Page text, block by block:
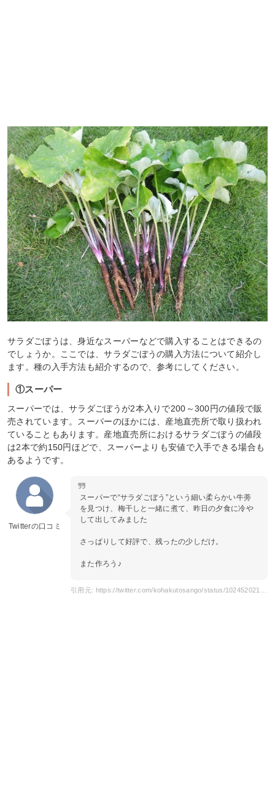
サラダごぼうは、身近なスーパーなどで購入することはできるの
でしょうか。ここでは、サラダごぼうの購入方法について紹介し
ます。種の入手方法も紹介するので、参考にしてください。
①スーパー
スーパーでは、サラダごぼうが2本入りで200～300円の値段で販
売されています。スーパーのほかには、産地直売所で取り扱われ
ていることもあります。産地直売所におけるサラダごぼうの値段
は2本で約150円ほどで、スーパーよりも安値で入手できる場合も
あるようです。
Twitterの口コミ
スーパーで“サラダごぼう”という細い柔らかい牛蒡
を見つけ、梅干しと一緒に煮て、昨日の夕食に冷や
して出してみました
さっぱりして好評で、残ったの少しだけ。
また作ろう♪